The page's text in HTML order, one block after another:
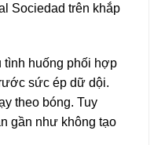
Sociedad trên khắp
tình huống phối hợp
sức ép dữ dội.
theo bóng. Tuy
gần như không tạo